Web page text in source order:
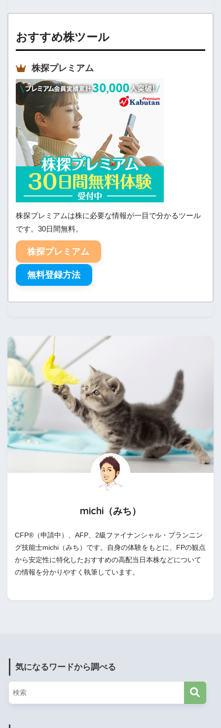
おすすめ株ツール
株探プレミアム
株探プレミアムは株に必要な情報が一目で分かるツール
です。30日間無料。
株探プレミアム
無料登録方法
michi（みち）
CFP®（申請中）、AFP、2級ファイナンシャル・プランニン
グ技能士michi（みち）です。自身の体験をもとに、FPの観点
から安定性に特化したおすすめの高配当日本株などについて
の情報を分かりやすく執筆しています。
気になるワードから調べる